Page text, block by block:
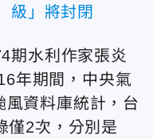
級」將封閉
期水利作家張炎
年期間，中央氣
風資料庫統計，台
僅2次，分別是